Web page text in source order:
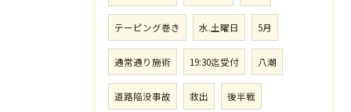
テーピング巻き 水.土曜日 5月
通常通り施術 19:30迄受付 八潮
道路陥没事故 救出 後半戦